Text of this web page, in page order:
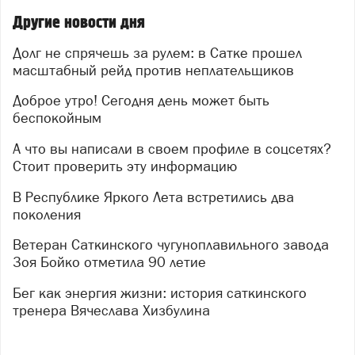
останавливали автомобиль. Дальше в дело вступали
Применялись разные формы информирования — в
зависимости от стадии исполнительного
производства. Тем, кому нужно было прийти на
прием или выполнить дополнительные действия,
приняты серьезные меры (например, вынесено
постановление об аресте имущества или запрете
выезда за границу), передавали уведомления.
Но самой действенной мерой оказался арест
автомобилей. Процедура является мерой
принудительного исполнения: составляется акт описи
регистрационные действия — продать, подарить или
переоформить машину уже не получится; эвакуация
Другие новости дня
Долг не спрячешь за рулем: в Сатке прошел
масштабный рейд против неплательщиков
Доброе утро! Сегодня день может быть
беспокойным
А что вы написали в своем профиле в соцсетях?
Стоит проверить эту информацию
В Республике Яркого Лета встретились два
поколения
Ветеран Саткинского чугуноплавильного завода
Зоя Бойко отметила 90 летие
Бег как энергия жизни: история саткинского
тренера Вячеслава Хизбулина